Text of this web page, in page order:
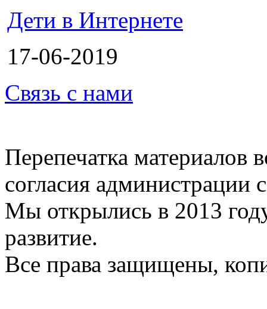
Дети в Интернете
17-06-2019
Связь с нами
Перепечатка материалов
согласия администрации
Мы открылись в 2013
развитие.
Все права защищены,